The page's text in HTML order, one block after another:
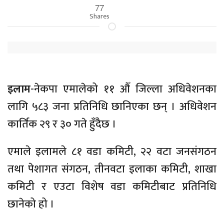
77
Shares
इलाम-नेकपा एमालेको ११ औँ जिल्ला अधिवेशनका
लागि ५८३ जना प्रतिनिधि छानिएका छन् । अधिवेशन
कार्तिक २९ र ३० गते हुँदैछ ।
एमाले इलामले ८१ वडा कमिटी, २२ वटा जनसंगठन
तथा पेशागत संगठन, तीनवटा इलाका कमिटी, शाखा
कमिटी र एउटा विशेष वडा कमिटीबाट प्रतिनिधि
छानेको हो ।